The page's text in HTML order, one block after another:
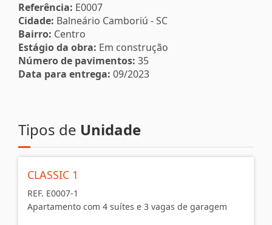
Referência: E0007
Cidade: Balneário Camboriú - SC
Bairro: Centro
Estágio da obra: Em construção
Número de pavimentos: 35
Data para entrega: 09/2023
Tipos de Unidade
CLASSIC 1
REF. E0007-1
Apartamento com 4 suítes e 3 vagas de garagem